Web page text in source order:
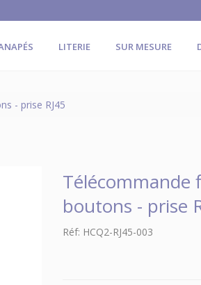
LITERIE SUR MESURE
- prise RJ45
Télécommande
boutons - prise
Réf: HCQ2-RJ45-003